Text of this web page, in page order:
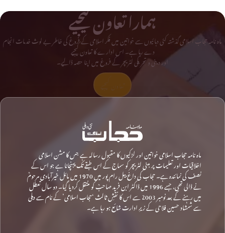
ہمارا تعاون کیجیے
ماہ نامہ حجاب اسلامی گذشتہ کئی دہائیوں سے خواتین میں فکر اسلامی کے فروغ کی خاطر بے لوث خدمات انجام
دے رہا ہے۔ اس ادارے کا تعاون کیجیے
اور دینی و تحریکی لٹریچر کے فروغ میں اپنا حصہ ڈالیے۔
ماہ نامہ حجاب اسلامی خواتین اور لڑکیوں کا مقبول رسالہ ہے جس کا مشن اسلامی
اخلاقیات اور تعلیمات پر مبنی لٹریچر کو سماج کے اس طبقے تک پہنچانا ہے جو اس کے
نصف کی نمائندہ ہے۔ حجاب کی داغ بیل رام پور میں 1970 میں مائل خیرآبادی مرحومؒ
نے ڈالی تھی، جسے 1996 میں ڈاکٹر ابن فرید صاحبؒ کو منتقل کردیا گیا۔ دو سال تعطل
میں رہنے کے بعد نومبر 2003 سے اس کا نقشِ ثالث ‘حجاب اسلامی’ کے نام سے دہلی
سے شمشاد حسین فلاحی کے زیرِ ادارت شائع ہو رہا ہے۔